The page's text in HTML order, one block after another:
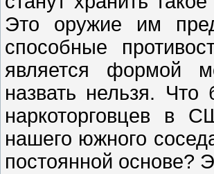
Это оружие им
способные
является формой
назвать нельзя.
наркоторговцев в
нашего южного
постоянной основе?